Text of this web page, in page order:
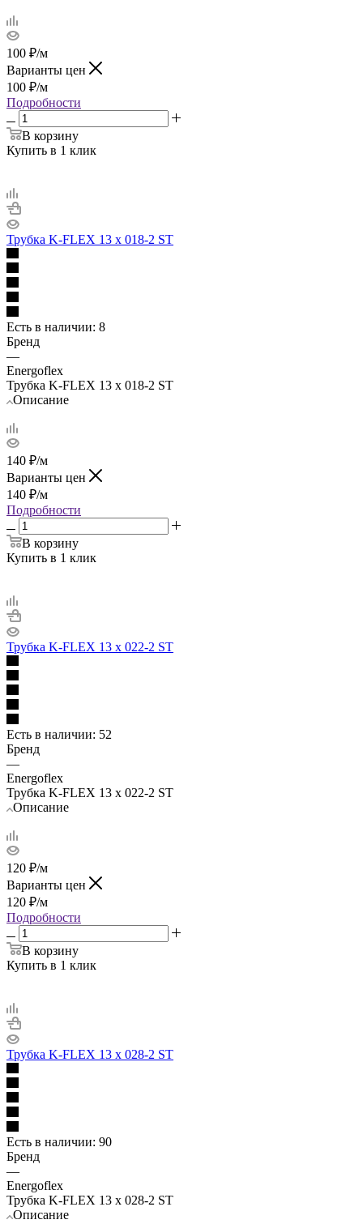
100 ₽/м
Варианты цен
100 ₽/м
Подробности
В корзину
Купить в 1 клик
Трубка K-FLEX 13 х 018-2 ST
Есть в наличии: 8
Бренд
—
Energoflex
Трубка K-FLEX 13 х 018-2 ST
Описание
140 ₽/м
Варианты цен
140 ₽/м
Подробности
В корзину
Купить в 1 клик
Трубка K-FLEX 13 х 022-2 ST
Есть в наличии: 52
Бренд
—
Energoflex
Трубка K-FLEX 13 х 022-2 ST
Описание
120 ₽/м
Варианты цен
120 ₽/м
Подробности
В корзину
Купить в 1 клик
Трубка K-FLEX 13 х 028-2 ST
Есть в наличии: 90
Бренд
—
Energoflex
Трубка K-FLEX 13 х 028-2 ST
Описание